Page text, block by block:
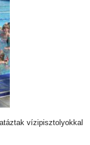
vízipisztolyokkal